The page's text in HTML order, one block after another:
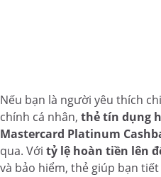
Nếu bạn là người yêu thích
chính cá nhân, thẻ tín dụng
Mastercard Platinum
qua. Với tỷ lệ hoàn tiền lên
và bảo hiểm, thẻ giúp bạn